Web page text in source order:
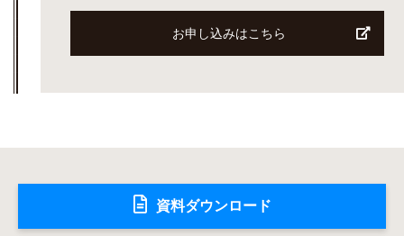
お申し込みはこちら
資料ダウンロード